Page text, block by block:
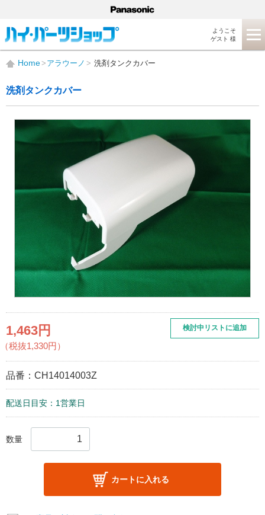
ようこそ
ゲスト 様
Home アラウーノ 洗剤タンクカバー
洗剤タンクカバー
1,463円
（税抜1,330円）
品番： CH14014003Z
配送日目安：1営業日
検討中リストに追加
数量
カートに入れる